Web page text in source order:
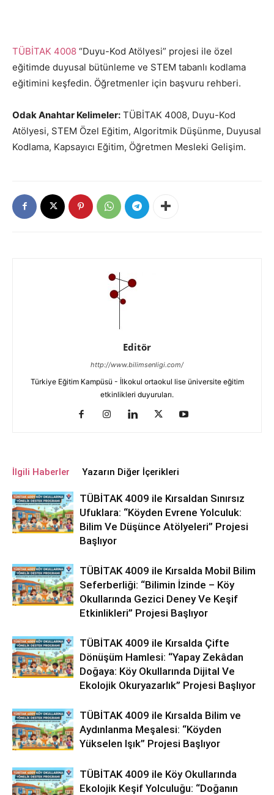
TÜBİTAK 4008 “Duyu-Kod Atölyesi” projesi ile özel
eğitimde duyusal bütünleme ve STEM tabanlı kodlama
eğitimini keşfedin. Öğretmenler için başvuru rehberi.
Odak Anahtar Kelimeler: TÜBİTAK 4008, Duyu-Kod
Atölyesi, STEM Özel Eğitim, Algoritmik Düşünme, Duyusal
Kodlama, Kapsayıcı Eğitim, Öğretmen Mesleki Gelişim.
Editör
http://www.bilimsenligi.com/
Türkiye Eğitim Kampüsü - İlkokul ortaokul lise üniversite eğitim
etkinlikleri duyuruları.
İlgili Haberler Yazarın Diğer İçerikleri
TÜBİTAK 4009 ile Kırsaldan Sınırsız
Ufuklara: “Köyden Evrene Yolculuk:
Bilim Ve Düşünce Atölyeleri” Projesi
Başlıyor
TÜBİTAK 4009 ile Kırsalda Mobil Bilim
Seferberliği: “Bilimin İzinde – Köy
Okullarında Gezici Deney Ve Keşif
Etkinlikleri” Projesi Başlıyor
TÜBİTAK 4009 ile Kırsalda Çifte
Dönüşüm Hamlesi: “Yapay Zekâdan
Doğaya: Köy Okullarında Dijital Ve
Ekolojik Okuryazarlık” Projesi Başlıyor
TÜBİTAK 4009 ile Kırsalda Bilim ve
Aydınlanma Meşalesi: “Köyden
Yükselen Işık” Projesi Başlıyor
TÜBİTAK 4009 ile Köy Okullarında
Ekolojik Keşif Yolculuğu: “Doğanın